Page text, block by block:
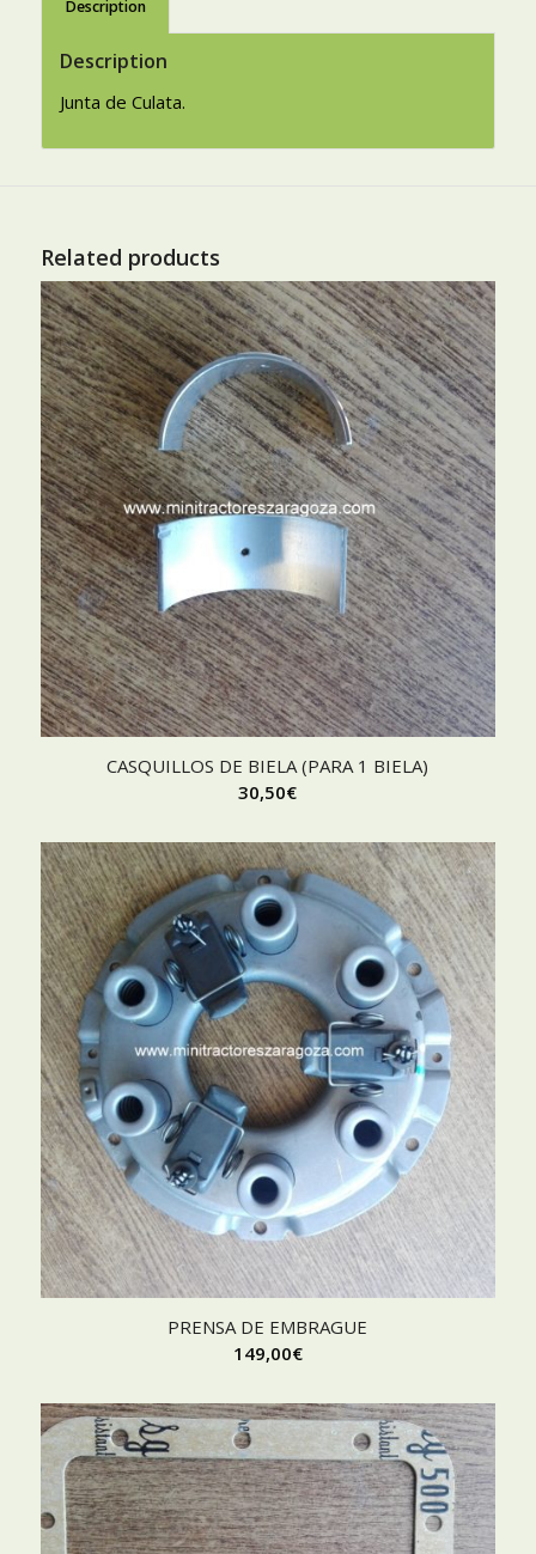
Description
Description
Junta de Culata.
Related products
CASQUILLOS DE BIELA (PARA 1 BIELA)
30,50€
PRENSA DE EMBRAGUE
149,00€